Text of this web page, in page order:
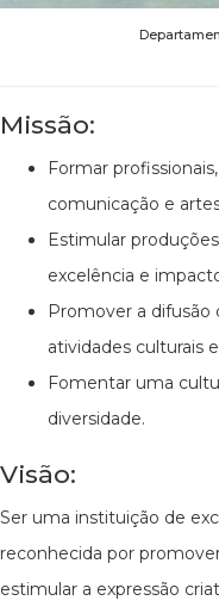
Missão:
Formar
comunicação e
Estimular
excelência e
Promover a
atividades culturais
Fomentar uma
diversidade.
Visão:
Ser uma instituição de
reconhecida por
estimular a expressão